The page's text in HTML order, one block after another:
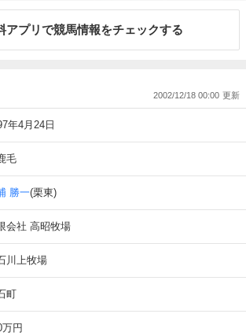
アプリで競馬情報をチェックする
2002/12/18 00:00
年4月24日
毛
勝一(栗東)
会社 高昭牧場
川上牧場
町
円